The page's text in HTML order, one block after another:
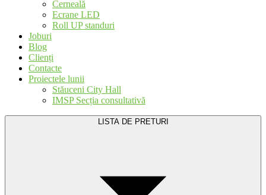
Cerneală
Ecrane LED
Roll UP standuri
Joburi
Blog
Clienți
Contacte
Proiectele lunii
Stăuceni City Hall
IMSP Secția consultativă
LISTA DE PRETURI